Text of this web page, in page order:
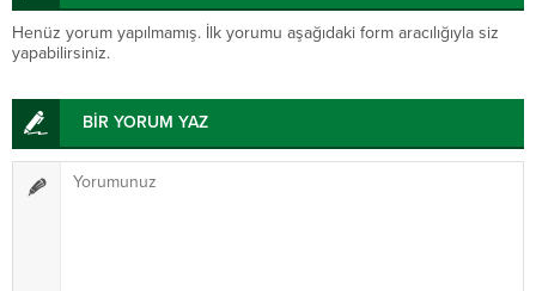
Henüz yorum yapılmamış. İlk yorumu aşağıdaki form aracılığıyla siz
yapabilirsiniz.
BİR YORUM YAZ